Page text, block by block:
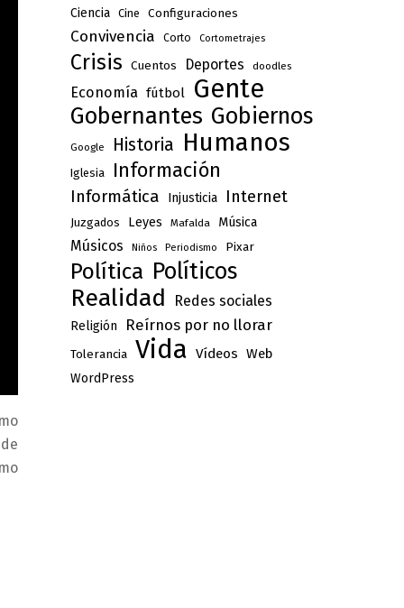
Ciencia Cine Configuraciones
Convivencia Corto Cortometrajes
Crisis Cuentos Deportes doodles
Economía fútbol Gente
Gobernantes Gobiernos
Google Historia Humanos
Iglesia Información
Informática Injusticia Internet
Juzgados Leyes Mafalda Música
Músicos Niños Periodismo Pixar
Política Políticos
Realidad Redes sociales
Religión Reírnos por no llorar
Tolerancia Vida Vídeos Web
WordPress